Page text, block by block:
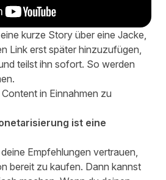
kurze Story über eine Jacke,
Link erst später hinzuzufügen,
teilst ihn sofort. So werden
in Einnahmen zu
ist eine
Empfehlungen vertrauen,
bereit zu kaufen. Dann kannst